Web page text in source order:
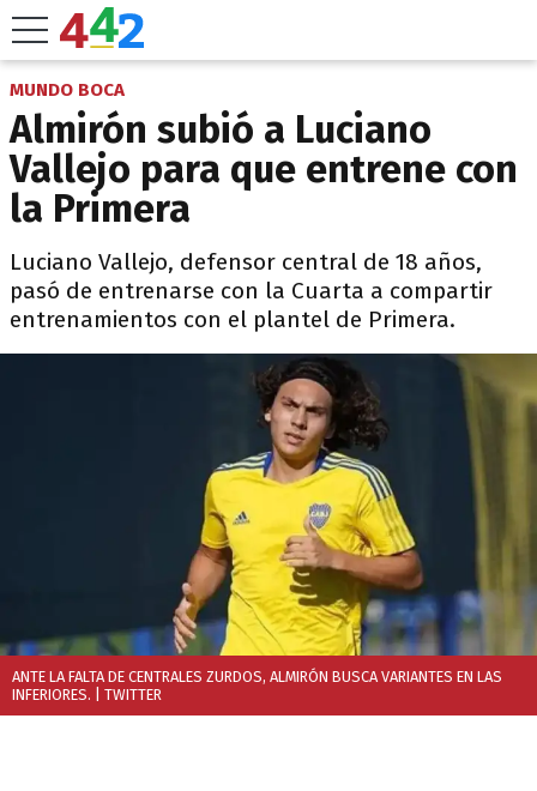
MUNDO BOCA
Almirón subió a Luciano
Vallejo para que entrene con
la Primera
Luciano Vallejo, defensor central de 18 años,
pasó de entrenarse con la Cuarta a compartir
entrenamientos con el plantel de Primera.
ANTE LA FALTA DE CENTRALES ZURDOS, ALMIRÓN BUSCA VARIANTES EN LAS
INFERIORES. | TWITTER